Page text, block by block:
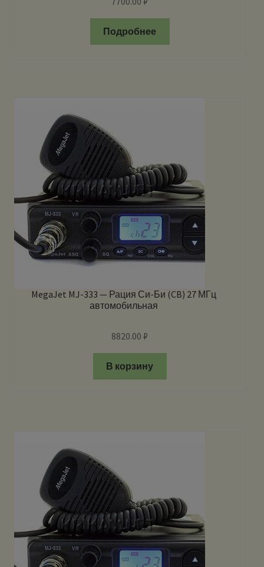
Подробнее
MegaJet MJ-333 — Рация Си-Би (CB) 27 МГц
автомобильная
8820.00₽
В корзину